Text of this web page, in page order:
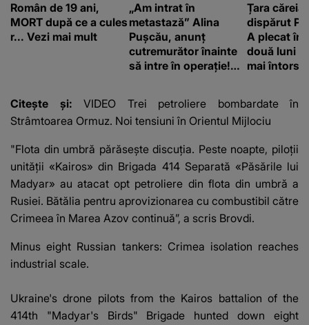
Român de 19 ani,
MORT după ce a cules
r... Vezi mai mult
„Am intrat în
metastază” Alina
Pușcău, anunț
cutremurător înainte
să intre în operație!
fanilor
Țara căreia
dispărut
A plecat în
două luni
mai întors
Citește și: VIDEO Trei petroliere bombardate în
Strâmtoarea Ormuz. Noi tensiuni în Orientul Mijlociu
"Flota din umbră părăsește discuția. Peste noapte, piloții
unității «Kairos» din Brigada 414 Separată «Păsările lui
Madyar» au atacat opt ​​petroliere din flota din umbră a
Rusiei. Bătălia pentru aprovizionarea cu combustibil către
Crimeea în Marea Azov continuă”, a scris Brovdi.
Minus eight Russian tankers: Crimea isolation reaches
industrial scale.
Ukraine's drone pilots from the Kairos battalion of the
414th "Madyar's Birds" Brigade hunted down eight